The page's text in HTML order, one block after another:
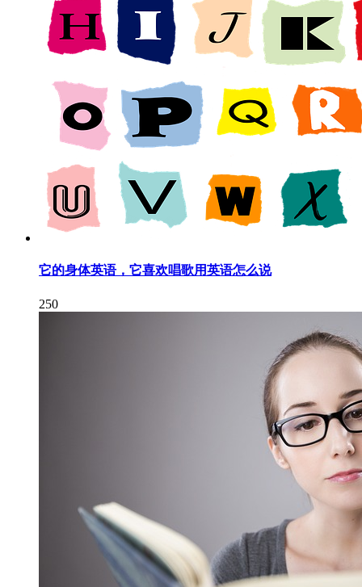
它的身体英语，它喜欢唱歌用英语怎么说
250